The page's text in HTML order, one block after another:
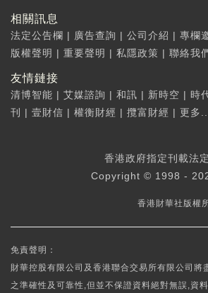
相關訊息
法定公告欄 | 廣告查詢 | 公司介紹 | 專欄
版權聲明 | 重要聲明 | 私隱政策 | 聯絡我
友情鏈接
清博智能 | 艾媒諮詢 | 和訊 | 新時空 | 時
刊
| 壹財信 | 權衡財經 | 攬富財經 | 更多
香港政府指定刊載法
Copyright © 1998 -
香港財華社版權
免責聲明：
財華控股有限公司及香港聯合交易所有限公司將
之準確性及可靠性,但並不保證資料絕對無誤,資